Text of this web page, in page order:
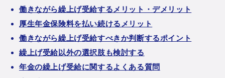
働きながら繰上げ受給するメリット・デメリット
厚生年金保険料を払い続けるメリット
働きながら繰上げ受給すべきか判断するポイント
繰上げ受給以外の選択肢も検討する
年金の繰上げ受給に関するよくある質問